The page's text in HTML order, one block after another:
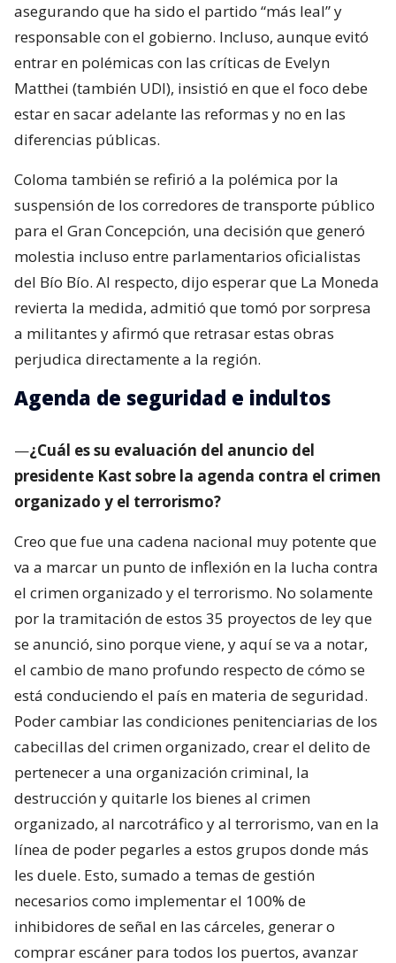
asegurando que ha sido el partido “más leal” y
responsable con el gobierno. Incluso, aunque evitó
entrar en polémicas con las críticas de Evelyn
Matthei (también UDI), insistió en que el foco debe
estar en sacar adelante las reformas y no en las
diferencias públicas.
Coloma también se refirió a la polémica por la
suspensión de los corredores de transporte público
para el Gran Concepción, una decisión que generó
molestia incluso entre parlamentarios oficialistas
del Bío Bío. Al respecto, dijo esperar que La Moneda
revierta la medida, admitió que tomó por sorpresa
a militantes y afirmó que retrasar estas obras
perjudica directamente a la región.
Agenda de seguridad e indultos
—¿Cuál es su evaluación del anuncio del
presidente Kast sobre la agenda contra el crimen
organizado y el terrorismo?
Creo que fue una cadena nacional muy potente que
va a marcar un punto de inflexión en la lucha contra
el crimen organizado y el terrorismo. No solamente
por la tramitación de estos 35 proyectos de ley que
se anunció, sino porque viene, y aquí se va a notar,
el cambio de mano profundo respecto de cómo se
está conduciendo el país en materia de seguridad.
Poder cambiar las condiciones penitenciarias de los
cabecillas del crimen organizado, crear el delito de
pertenecer a una organización criminal, la
destrucción y quitarle los bienes al crimen
organizado, al narcotráfico y al terrorismo, van en la
línea de poder pegarles a estos grupos donde más
les duele. Esto, sumado a temas de gestión
necesarios como implementar el 100% de
inhibidores de señal en las cárceles, generar o
comprar escáner para todos los puertos, avanzar